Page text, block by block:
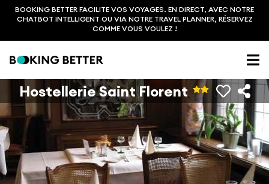
BOOKING BETTER FACILITE VOS VOYAGES. EN DIRECT, AVEC NOTRE
CHATBOT INTELLIGENT OU VIA NOTRE TRAVEL PLANNER, RÉSERVEZ
COMME VOUS VOULEZ !
Hostellerie Saint Florent